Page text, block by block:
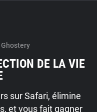
DE LA VIE
sur Safari, élimine
et vous fait gagner